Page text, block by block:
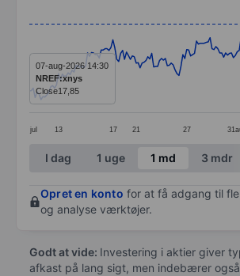
Line chart with 142 data points.
The chart has 1 X axis displaying
The chart has 1 Y axis displaying
jul 13 17 21 27 31
07-aug-2026 14:30
NREF:xnys
Close17,85
End of interactive chart.
I dag 1 uge 1 md 3 mdr
Opret en konto for at få adgang til
og analyse værktøjer.
Godt at vide: Investering i aktier giver
afkast på lang sigt, men indebærer